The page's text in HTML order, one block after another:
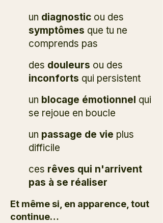
un diagnostic ou des
symptômes que tu ne
comprends pas
des douleurs ou des
inconforts qui persistent
un blocage émotionnel qui
se rejoue en boucle
un passage de vie plus
difficile
ces rêves qui n'arrivent
pas à se réaliser
Et même si, en apparence, tout
continue…